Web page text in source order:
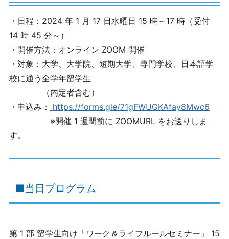
・日程：2024 年 1 月 17 日水曜日 15 時～17 時（受付
14 時 45 分～）
・開催方法：オンライン ZOOM 開催
・対象：大学、大学院、短期大学、専門学校、日本語学
校に通う全学年留学生
（内定者含む）
・申込み：
https://forms.gle/71gFWUGKAfay8Mwc6
※開催 1 週間前に ZOOMURL をお送りしま
す。
■当日プログラム
第 1 部 留学生向け「ワーク＆ライフルールセミナー」 15